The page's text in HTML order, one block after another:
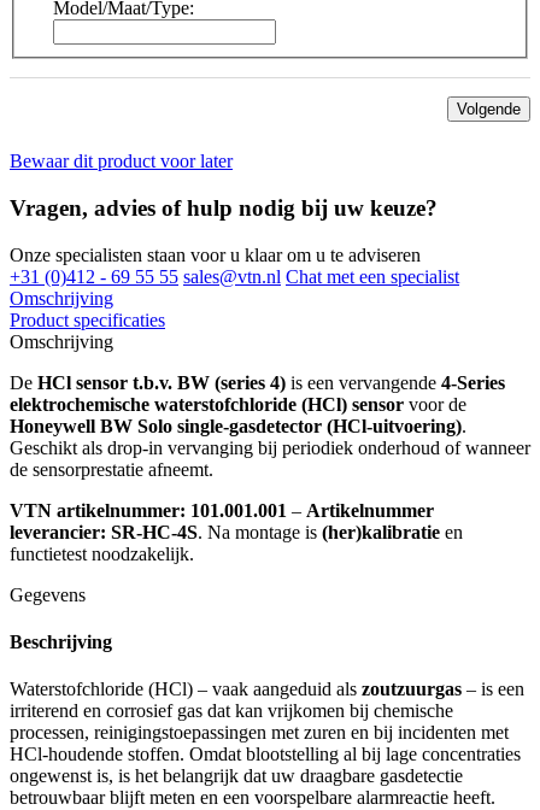
Model/Maat/Type:
Volgende
Bewaar dit product voor later
Vragen, advies of hulp nodig bij uw keuze?
Onze specialisten staan voor u klaar om u te adviseren
+31 (0)412 - 69 55 55 sales@vtn.nl Chat met een specialist
Omschrijving
Product specificaties
Omschrijving
De HCl sensor t.b.v. BW (series 4) is een vervangende 4-Series
elektrochemische waterstofchloride (HCl) sensor voor de
Honeywell BW Solo single-gasdetector (HCl-uitvoering).
Geschikt als drop-in vervanging bij periodiek onderhoud of wanneer
de sensorprestatie afneemt.
VTN artikelnummer: 101.001.001 – Artikelnummer
leverancier: SR-HC-4S. Na montage is (her)kalibratie en
functietest noodzakelijk.
Gegevens
Beschrijving
Waterstofchloride (HCl) – vaak aangeduid als zoutzuurgas – is een
irriterend en corrosief gas dat kan vrijkomen bij chemische
processen, reinigingstoepassingen met zuren en bij incidenten met
HCl-houdende stoffen. Omdat blootstelling al bij lage concentraties
ongewenst is, is het belangrijk dat uw draagbare gasdetectie
betrouwbaar blijft meten en een voorspelbare alarmreactie heeft.